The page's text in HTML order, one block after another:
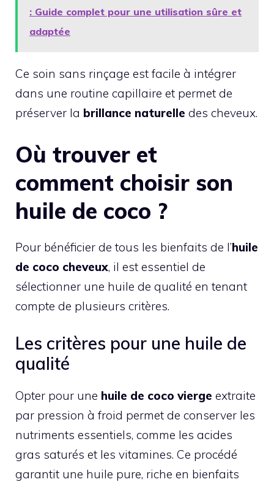
: Guide complet pour une utilisation sûre et
adaptée
Ce soin sans rinçage est facile à intégrer
dans une routine capillaire et permet de
préserver la brillance naturelle des cheveux.
Où trouver et
comment choisir son
huile de coco ?
Pour bénéficier de tous les bienfaits de l’huile
de coco cheveux, il est essentiel de
sélectionner une huile de qualité en tenant
compte de plusieurs critères.
Les critères pour une huile de
qualité
Opter pour une huile de coco vierge extraite
par pression à froid permet de conserver les
nutriments essentiels, comme les acides
gras saturés et les vitamines. Ce procédé
garantit une huile pure, riche en bienfaits